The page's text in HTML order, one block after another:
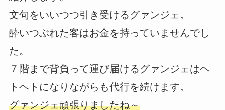
文句をいいつつ引き受けるグァンジェ。
酔いつぶれた客はお金を持っていませんでし
た。
７階まで背負って運び届けるグァンジェはヘ
トヘトになりながらも代行を続けます。
グァンジェ頑張りましたね～